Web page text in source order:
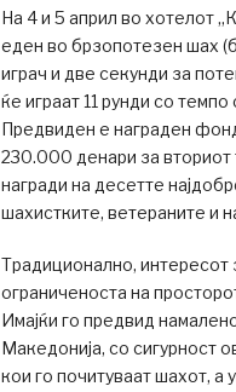
На 4 и 5 април во хотелот
еден во брзопотезен шах
играч и две секунди за
ќе играат 11 рунди со
Предвиден е награден
230.000 денари за вториот
награди на десетте
шахистките, ветераните и
Традиционално, интересот
ограниченоста на
Имајќи го предвид
Македонија, со сигурност
кои го почитуваат шахот, а